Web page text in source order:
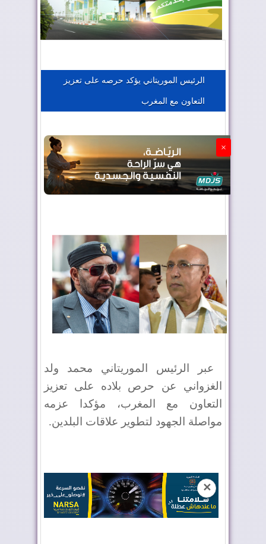
المغرب يعزز موقعه في صناعة الطيران
الجزائر تستسلم لفرنسا
الرئيس الموريتاني يؤكد حرصه على تعزيز
التعاون مع المغرب
×
عبر الرئيس الموريتاني محمد ولد
الغزواني عن حرص بلاده على تعزيز
التعاون مع المغرب، مؤكدا عزمه
مواصلة الجهود لتطوير علاقات البلدين.
✕